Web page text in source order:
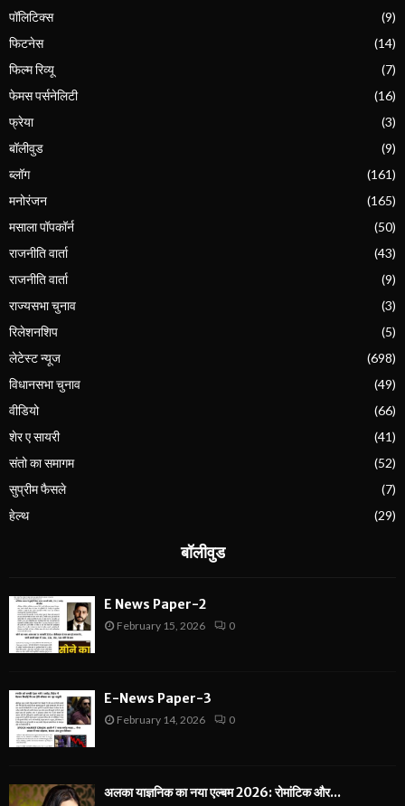
पॉलिटिक्स
(9)
फिटनेस
(14)
फिल्म रिव्यू
(7)
फेमस पर्सनेलिटी
(16)
फ्रेया
(3)
बॉलीवुड
(9)
ब्लॉग
(161)
मनोरंजन
(165)
मसाला पॉपकॉर्न
(50)
राजनीति वार्ता
(43)
राजनीति वार्ता
(9)
राज्यसभा चुनाव
(3)
रिलेशनशिप
(5)
लेटेस्ट न्यूज
(698)
विधानसभा चुनाव
(49)
वीडियो
(66)
शेर ए सायरी
(41)
संतो का समागम
(52)
सुप्रीम फैसले
(7)
हेल्थ
(29)
बॉलीवुड
E News Paper-2
February 15, 2026 0
E-News Paper-3
February 14, 2026 0
अलका याज्ञनिक का नया एल्बम 2026: रोमांटिक और...